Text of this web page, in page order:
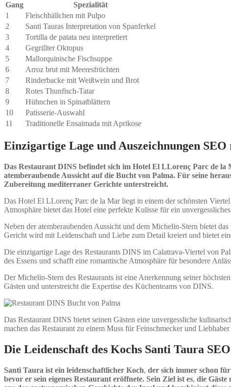
Gang
Spezialität
1
Fleischbällchen mit Pulpo
2
Santi Tauras Interpretation von Spanferkel
3
Tortilla de patata neu interpretiert
4
Gegrillter Oktopus
5
Mallorquinische Fischsuppe
6
Arroz brut mit Meeresfrüchten
7
Rinderbacke mit Weißwein und Brot
8
Rotes Thunfisch-Tatar
9
Hühnchen in Spinatblättern
10
Patisserie-Auswahl
11
Traditionelle Ensaimada mit Aprikose
Einzigartige Lage und Auszeichnungen
Das Restaurant DINS befindet sich im Hotel El LLorenç Parc de
atemberaubende Aussicht auf die Bucht von Palma. Für seine
Zubereitung mediterraner Gerichte unterstreicht.
Das Hotel El LLorenç Parc de la Mar liegt in einem der schönsten
Atmosphäre bietet das Hotel eine perfekte Kulisse für ein
Neben der atemberaubenden Aussicht und dem Michelin-Stern bietet
Gericht wird mit Leidenschaft und Liebe zum Detail kreiert und bietet
Die einzigartige Lage des Restaurants DINS im Calatrava-Viertel von
des Essens und schafft eine romantische Atmosphäre für besondere
Der Michelin-Stern des Restaurants ist eine Anerkennung seiner
Gästen und unterstreicht die Expertise des Küchenteams von DINS.
Das Restaurant DINS bietet seinen Gästen eine unvergessliche
machen das Restaurant zu einem Muss für Feinschmecker und
Die Leidenschaft des Kochs Santi Taura
Santi Taura ist ein leidenschaftlicher Koch, der sich immer schon
bevor er sein eigenes Restaurant eröffnete. Sein Ziel ist es, die Gäste